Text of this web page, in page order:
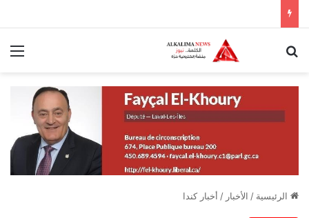
الرئيسية / الأخبار / أخبار كندا